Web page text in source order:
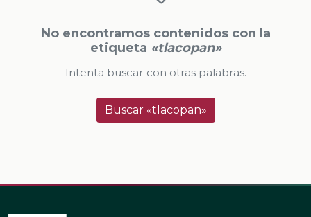
No encontramos contenidos con la
etiqueta «tlacopan»
Intenta buscar con otras palabras.
Buscar «tlacopan»